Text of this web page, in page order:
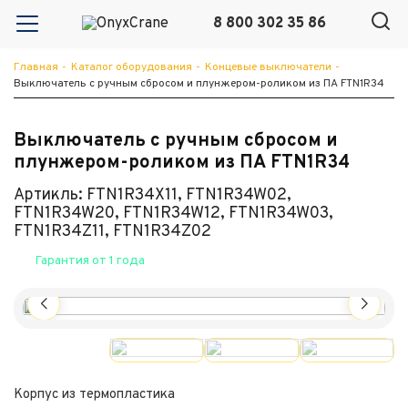
8 800 302 35 86
Главная - Каталог оборудования - Концевые выключатели -
Выключатель с ручным сбросом и плунжером-роликом из ПА FTN1R34
Выключатель с ручным сбросом и
плунжером-роликом из ПА FTN1R34
Артикль: FTN1R34X11, FTN1R34W02,
FTN1R34W20, FTN1R34W12, FTN1R34W03,
FTN1R34Z11, FTN1R34Z02
Гарантия от 1 года
Корпус из термопластика